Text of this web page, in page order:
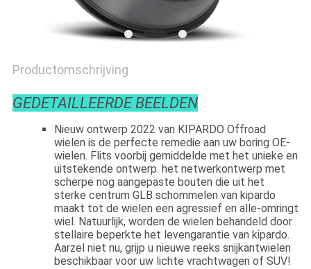
Productomschrijving
GEDETAILLEERDE BEELDEN
Nieuw ontwerp 2022 van KIPARDO Offroad
wielen is de perfecte remedie aan uw boring OE-
wielen. Flits voorbij gemiddelde met het unieke en
uitstekende ontwerp. het netwerkontwerp met
scherpe nog aangepaste bouten die uit het
sterke centrum GLB schommelen van kipardo
maakt tot de wielen een agressief en alle-omringt
wiel. Natuurlijk, worden de wielen behandeld door
stellaire beperkte het levengarantie van kipardo.
Aarzel niet nu, grijp u nieuwe reeks snijkantwielen
beschikbaar voor uw lichte vrachtwagen of SUV!